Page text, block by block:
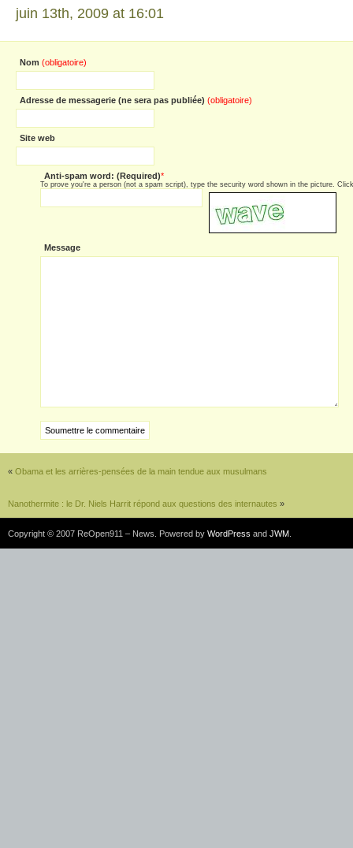
juin 13th, 2009 at 16:01
Nom (obligatoire)
Adresse de messagerie (ne sera pas publiée) (obligatoire)
Site web
Anti-spam word: (Required)*
To prove you're a person (not a spam script), type the security word shown in the picture.
Message
« Obama et les arrières-pensées de la main tendue aux musulmans
Nanothermite : le Dr. Niels Harrit répond aux questions des internautes »
Copyright © 2007 ReOpen911 – News. Powered by WordPress and JWM